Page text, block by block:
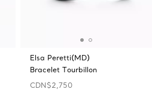
Elsa Peretti(MD)
Bracelet Tourbillon
CDN$2,750